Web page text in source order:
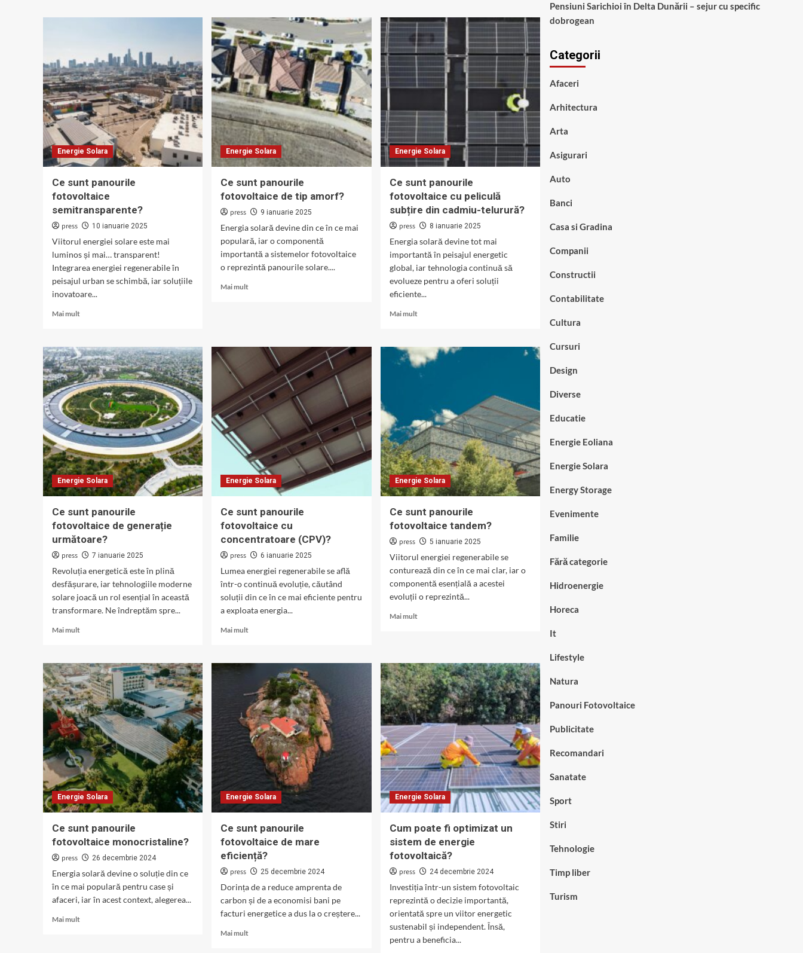
Ce
sunt
panourile
fotovoltaice
de
dimensiuni
reduse?
panourile
fotovoltaice
de
uz
industrial?
Energie Solara
Ce sunt panourile
fotovoltaice
semitransparente?
press 10 ianuarie 2025
Viitorul energiei solare este mai
luminos și mai… transparent!
Integrarea energiei regenerabile în
peisajul urban se schimbă, iar soluțiile
inovatoare...
Mai multRead
Ce
sunt
panourile
fotovoltaice
semitransparente?
Energie Solara
Ce sunt panourile
fotovoltaice de tip amorf?
press 9 ianuarie 2025
Energia solară devine din ce în ce mai
populară, iar o componentă
importantă a sistemelor fotovoltaice
o reprezintă panourile solare....
Mai multRead
fotovoltaice
amorf?
Energie Solara
Ce sunt panourile
fotovoltaice cu peliculă
subțire din cadmiu-telurură?
press 8 ianuarie 2025
Energia solară devine tot mai
importantă în peisajul energetic
global, iar tehnologia continuă să
evolueze pentru a oferi soluții
eficiente...
Mai multRead
Ce
sunt
panourile
subțire
din
cadmiu-
telurură?
Energie Solara
Ce sunt panourile
fotovoltaice de generație
următoare?
press 7 ianuarie 2025
Revoluția energetică este în plină
desfășurare, iar tehnologiile moderne
solare joacă un rol esențial în această
transformare. Ne îndreptăm spre...
Mai multRead
Ce
sunt
panourile
fotovoltaice
de
generație
următoare?
Energie Solara
Ce sunt panourile
fotovoltaice cu
concentratoare (CPV)?
press 6 ianuarie 2025
Lumea energiei regenerabile se află
într-o continuă evoluție, căutând
soluții din ce în ce mai eficiente pentru
a exploata energia...
Mai multRead
Ce
panourile
fotovoltaice
cu
concentratoare
(CPV)?
Energie Solara
Ce sunt panourile
fotovoltaice tandem?
press 5 ianuarie 2025
Viitorul energiei regenerabile se
conturează din ce în ce mai clar, iar o
componentă esențială a acestei
evoluții o reprezintă...
Mai multRead
panourile
fotovoltaice
tandem?
Energie Solara
Ce sunt panourile
fotovoltaice monocristaline?
press 26 decembrie 2024
Energia solară devine o soluție din ce
în ce mai populară pentru case și
afaceri, iar în acest context, alegerea...
Mai multRead
Energie Solara
Ce sunt panourile
fotovoltaice de mare
eficiență?
press 25 decembrie 2024
Dorința de a reduce amprenta de
carbon și de a economisi bani pe
facturi energetice a dus la o creștere...
Mai multRead
Energie Solara
Cum poate fi optimizat un
sistem de energie
fotovoltaică?
press 24 decembrie 2024
Investiția într-un sistem fotovoltaic
reprezintă o decizie importantă,
orientată spre un viitor energetic
sustenabil și independent. Însă,
pentru a beneficia...
Pensiuni Sarichioi în Delta Dunării – sejur cu specific
dobrogean
Categorii
Afaceri
Arhitectura
Arta
Asigurari
Auto
Banci
Casa si Gradina
Companii
Constructii
Contabilitate
Cultura
Cursuri
Design
Diverse
Educatie
Energie Eoliana
Energie Solara
Energy Storage
Evenimente
Familie
Fără categorie
Hidroenergie
Horeca
It
Lifestyle
Natura
Panouri Fotovoltaice
Publicitate
Recomandari
Sanatate
Sport
Stiri
Tehnologie
Timp liber
Turism